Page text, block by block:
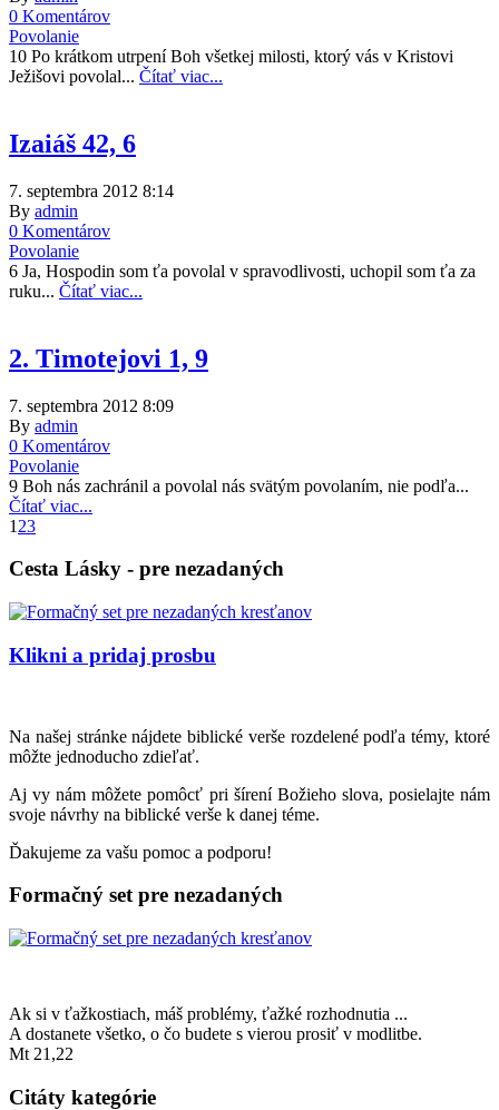
0 Komentárov
Povolanie
10 Po krátkom utrpení Boh všetkej milosti, ktorý vás v Kristovi
Ježišovi povolal... Čítať viac...
Izaiáš 42, 6
7. septembra 2012 8:14
By admin
0 Komentárov
Povolanie
6 Ja, Hospodin som ťa povolal v spravodlivosti, uchopil som ťa za
ruku... Čítať viac...
2. Timotejovi 1, 9
7. septembra 2012 8:09
By admin
0 Komentárov
Povolanie
9 Boh nás zachránil a povolal nás svätým povolaním, nie podľa...
Čítať viac...
1 23
Cesta Lásky - pre nezadaných
Klikni a pridaj prosbu
Na našej stránke nájdete biblické verše rozdelené podľa témy, ktoré
môžte jednoducho zdieľať.
Aj vy nám môžete pomôcť pri šírení Božieho slova, posielajte nám
svoje návrhy na biblické verše k danej téme.
Ďakujeme za vašu pomoc a podporu!
Formačný set pre nezadaných
Ak si v ťažkostiach, máš problémy, ťažké rozhodnutia ...
A dostanete všetko, o čo budete s vierou prosiť v modlitbe.
Mt 21,22
Citáty kategórie